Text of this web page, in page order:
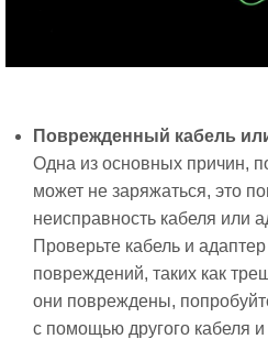
Поврежденный кабель
Одна из основных причин,
может не заряжаться, это
неисправность кабеля или
Проверьте кабель и
повреждений, таких как
они повреждены,
с помощью другого кабеля и